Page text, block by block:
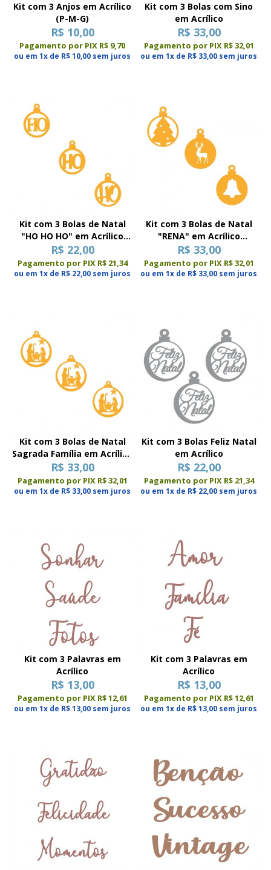
Kit com 3 Anjos em Acrílico
(P-M-G)
R$ 10,00
Pagamento por PIX R$ 9,70
ou em 1x de R$ 10,00 sem juros
Kit com 3 Bolas com Sino
em Acrílico
R$ 33,00
Pagamento por PIX R$ 32,01
ou em 1x de R$ 33,00 sem juros
Kit com 3 Bolas de Natal
"HO HO HO" em Acrílico
Espelhado
R$ 22,00
Pagamento por PIX R$ 21,34
ou em 1x de R$ 22,00 sem juros
Kit com 3 Bolas de Natal
"RENA" em Acrílico
Espelhado
R$ 33,00
Pagamento por PIX R$ 32,01
ou em 1x de R$ 33,00 sem juros
Kit com 3 Bolas de Natal
Sagrada Família em Acrílico
Espelhado
R$ 33,00
Pagamento por PIX R$ 32,01
ou em 1x de R$ 33,00 sem juros
Kit com 3 Bolas Feliz Natal
em Acrílico
R$ 22,00
Pagamento por PIX R$ 21,34
ou em 1x de R$ 22,00 sem juros
Kit com 3 Palavras em
Acrílico
R$ 13,00
Pagamento por PIX R$ 12,61
ou em 1x de R$ 13,00 sem juros
Kit com 3 Palavras em
Acrílico
R$ 13,00
Pagamento por PIX R$ 12,61
ou em 1x de R$ 13,00 sem juros